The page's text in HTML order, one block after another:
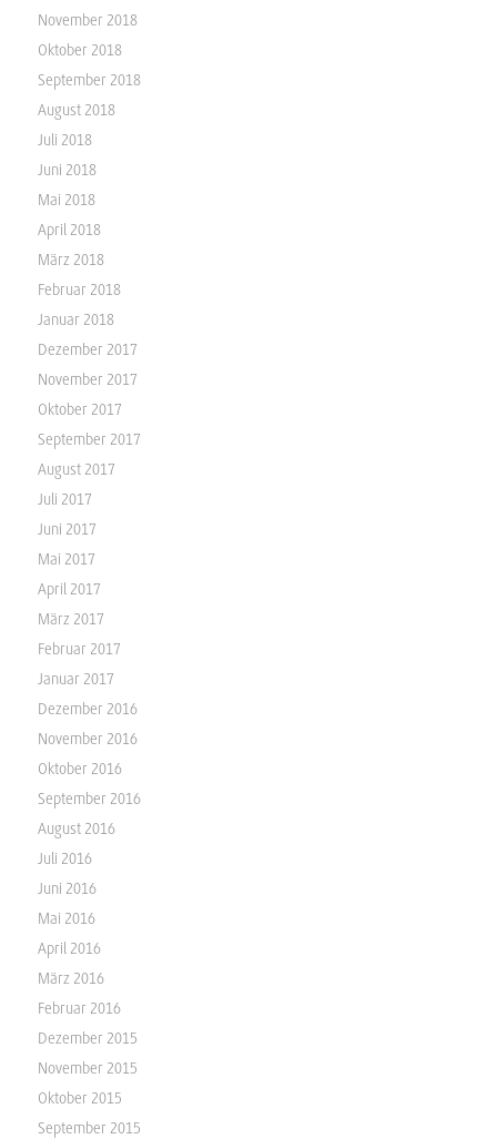
November 2018
Oktober 2018
September 2018
August 2018
Juli 2018
Juni 2018
Mai 2018
April 2018
März 2018
Februar 2018
Januar 2018
Dezember 2017
November 2017
Oktober 2017
September 2017
August 2017
Juli 2017
Juni 2017
Mai 2017
April 2017
März 2017
Februar 2017
Januar 2017
Dezember 2016
November 2016
Oktober 2016
September 2016
August 2016
Juli 2016
Juni 2016
Mai 2016
April 2016
März 2016
Februar 2016
Dezember 2015
November 2015
Oktober 2015
September 2015